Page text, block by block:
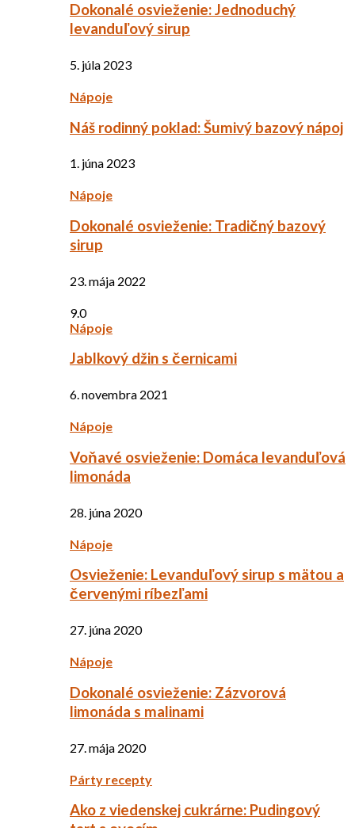
Dokonalé osvieženie: Jednoduchý
levanduľový sirup
5. júla 2023
Nápoje
Náš rodinný poklad: Šumivý bazový nápoj
1. júna 2023
Nápoje
Dokonalé osvieženie: Tradičný bazový
sirup
23. mája 2022
9.0
Nápoje
Jablkový džin s černicami
6. novembra 2021
Nápoje
Voňavé osvieženie: Domáca levanduľová
limonáda
28. júna 2020
Nápoje
Osvieženie: Levanduľový sirup s mätou a
červenými ríbezľami
27. júna 2020
Nápoje
Dokonalé osvieženie: Zázvorová
limonáda s malinami
27. mája 2020
Párty recepty
Ako z viedenskej cukrárne: Pudingový